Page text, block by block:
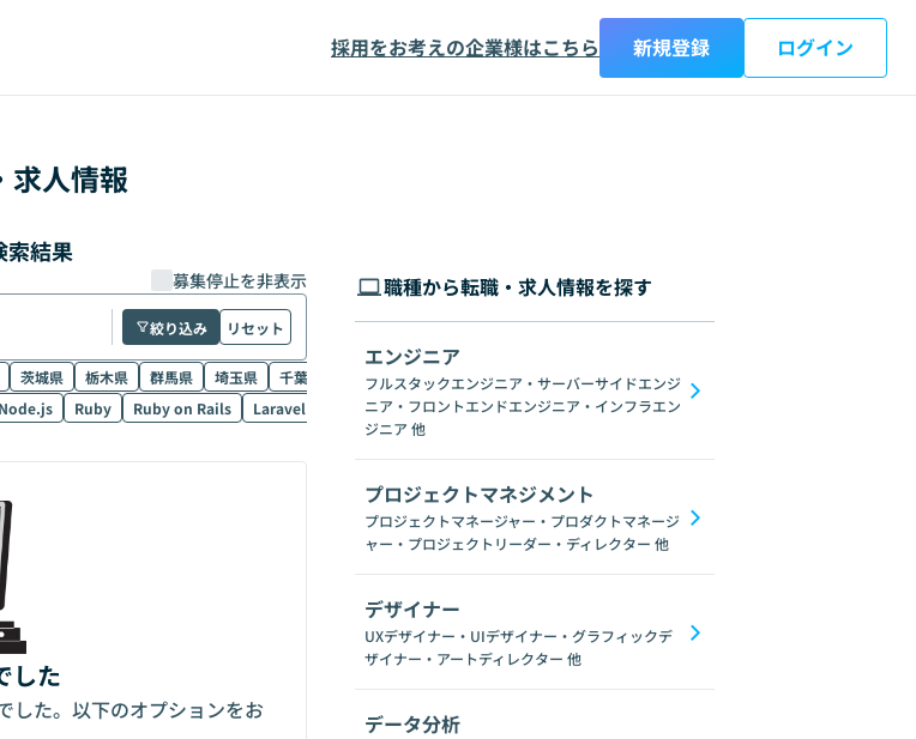
採用をお考えの企業様はこちら 新規登録 ログイン
求人情報
索結果
募集停止を非表示
絞り込み リセット
茨城県 栃木県 群馬県 埼玉県 千葉県 東京都 神奈川県 新潟県 富山県 石川県
Node.js Ruby Ruby on Rails Laravel C# GraphQL SpringFramework Redis
した
した。以下のオプションをお
職種から転職・求人情報を探す
エンジニア
フルスタックエンジニア・サーバーサイドエンジ
ニア・フロントエンドエンジニア・インフラエン
ジニア 他
プロジェクトマネジメント
プロジェクトマネージャー・プロダクトマネージ
ャー・プロジェクトリーダー・ディレクター 他
デザイナー
UXデザイナー・UIデザイナー・グラフィックデ
ザイナー・アートディレクター 他
データ分析